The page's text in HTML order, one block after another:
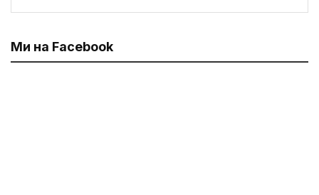
Ми на Facebook